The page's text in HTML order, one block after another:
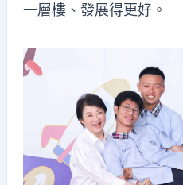
一層樓、發展得更好。